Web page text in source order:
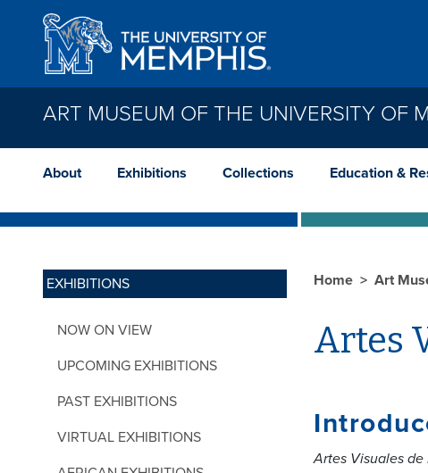
Skip to main content
ART MUSEUM OF THE UNIVERSITY OF
About Exhibitions Collections Education &
EXHIBITIONS
NOW ON VIEW
UPCOMING EXHIBITIONS
PAST EXHIBITIONS
VIRTUAL EXHIBITIONS
Home Art
Artes
Artes Visuales de